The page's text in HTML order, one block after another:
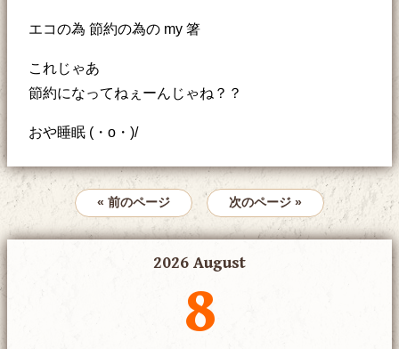
エコの為 節約の為の my 箸
これじゃあ
節約になってねぇーんじゃね？？
おや睡眠 (・o・)/
« 前のページ 次のページ »
2026 August
8